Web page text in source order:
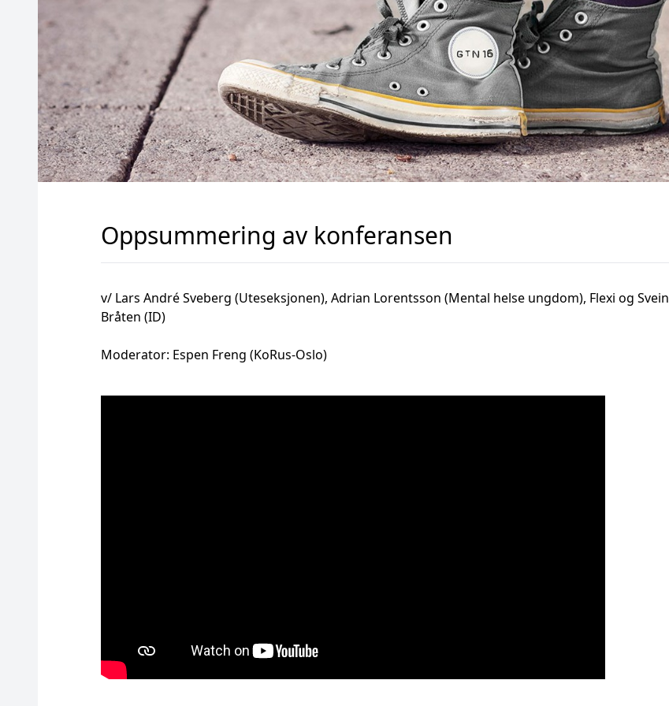
Oppsummering av konferansen
v/ Lars André Sveberg (Uteseksjonen), Adrian Lorentsson (Mental helse ungdom), Flexi og Svein
Bråten (ID)
Moderator: Espen Freng (KoRus-Oslo)